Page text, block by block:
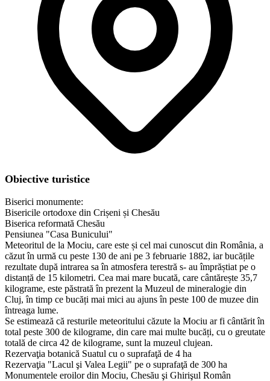
Obiective turistice
Biserici monumente:
Bisericile ortodoxe din Crișeni și Chesău
Biserica reformată Chesău
Pensiunea "Casa Bunicului"
Meteoritul de la Mociu, care este și cel mai cunoscut din România, a
căzut în urmă cu peste 130 de ani pe 3 februarie 1882, iar bucățile
rezultate după intrarea sa în atmosfera terestră s- au împrăștiat pe o
distanță de 15 kilometri. Cea mai mare bucată, care cântărește 35,7
kilograme, este păstrată în prezent la Muzeul de mineralogie din
Cluj, în timp ce bucăți mai mici au ajuns în peste 100 de muzee din
întreaga lume.
Se estimează că resturile meteoritului căzute la Mociu ar fi cântărit în
total peste 300 de kilograme, din care mai multe bucăți, cu o greutate
totală de circa 42 de kilograme, sunt la muzeul clujean.
Rezervaţia botanică Suatul cu o suprafaţă de 4 ha
Rezervaţia "Lacul şi Valea Legii" pe o suprafaţă de 300 ha
Monumentele eroilor din Mociu, Chesău şi Ghirişul Român